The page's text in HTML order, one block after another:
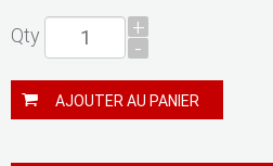
Qty +
-
AJOUTER AU PANIER